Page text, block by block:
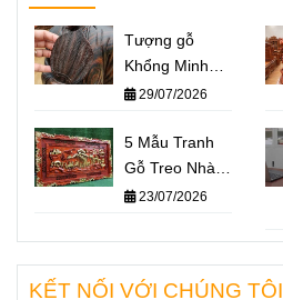
Tượng gỗ
Khổng Minh
giá bao nhiêu?
mẫu tượng
Khổng Minh
nổi bật nhất
29/07/2026
5 Mẫu Tranh
Gỗ Treo Nhà
Thờ Họ Ý
2026
23/07/2026
KẾT NỐI VỚI CHÚNG TÔI